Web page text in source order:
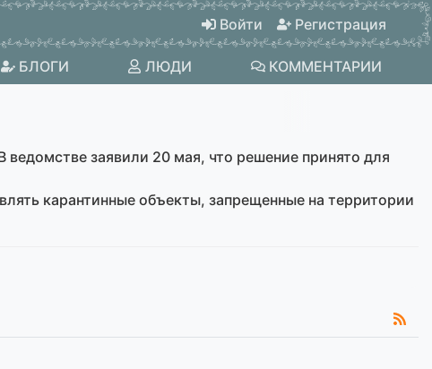
Войти Регистрация
БЛОГИ ЛЮДИ КОММЕНТАРИИ
заявили 20 мая, что решение принято для
карантинные объекты, запрещенные на территории